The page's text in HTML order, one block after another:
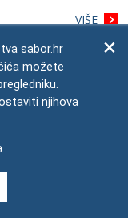
VIŠE
AKATA
predlagatelj
sabor.hr
možete
njihova